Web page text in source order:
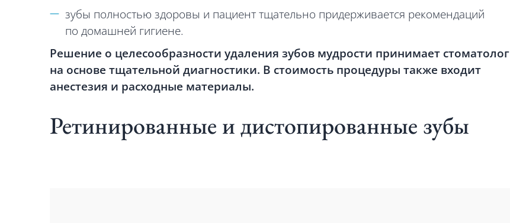
зубы полностью здоровы и пациент тщательно придерживается рекомендаций
по домашней гигиене.
Решение о целесообразности удаления зубов мудрости принимает стоматолог
на основе тщательной диагностики. В стоимость процедуры также входит
анестезия и расходные материалы.
Ретинированные и дистопированные зубы